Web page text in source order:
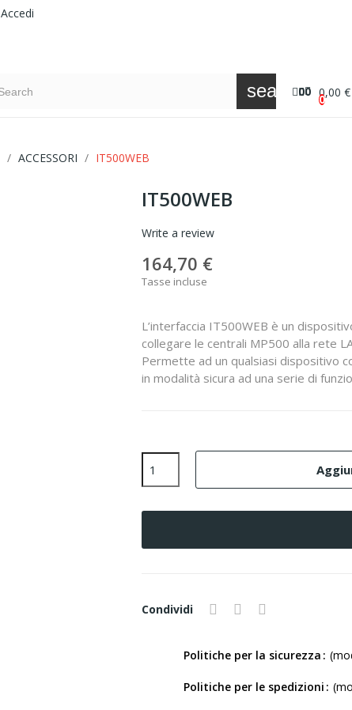
Accedi
search00 0,00 €
0
ACCESSORI IT500WEB
IT500WEB
Write a review
164,70 €
Tasse incluse
L’interfaccia IT500WEB è un
collegare le centrali MP500 alla rete
Permette ad un qualsiasi dispositivo
in modalità sicura ad una serie di
Condividi
Politiche per la sicurezza
Politiche per le spedizioni